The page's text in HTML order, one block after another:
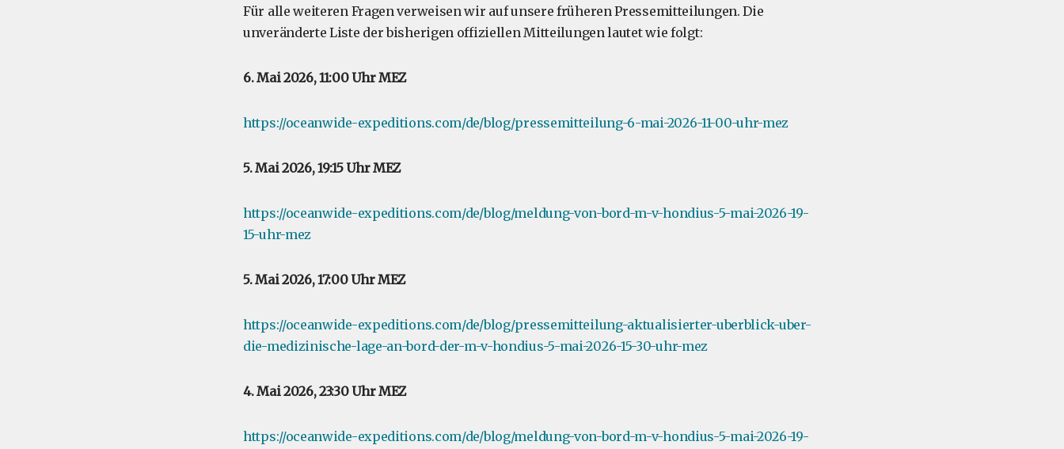
Für alle weiteren Fragen verweisen wir auf unsere früheren Pressemitteilungen. Die
unveränderte Liste der bisherigen offiziellen Mitteilungen lautet wie folgt:
6. Mai 2026, 11:00 Uhr MEZ
https://oceanwide-expeditions.com/de/blog/pressemitteilung-6-mai-2026-11-00-uhr-mez
5. Mai 2026, 19:15 Uhr MEZ
https://oceanwide-expeditions.com/de/blog/meldung-von-bord-m-v-hondius-5-mai-2026-19-
15-uhr-mez
5. Mai 2026, 17:00 Uhr MEZ
https://oceanwide-expeditions.com/de/blog/pressemitteilung-aktualisierter-uberblick-uber-
die-medizinische-lage-an-bord-der-m-v-hondius-5-mai-2026-15-30-uhr-mez
4. Mai 2026, 23:30 Uhr MEZ
https://oceanwide-expeditions.com/de/blog/meldung-von-bord-m-v-hondius-5-mai-2026-19-